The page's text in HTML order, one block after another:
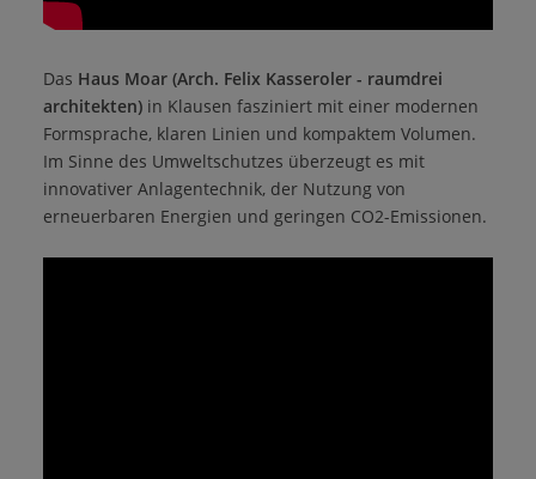
Das Haus Moar (Arch. Felix Kasseroler - raumdrei
architekten)in Klausen fasziniert mit einer modernen
Formsprache, klaren Linien und kompaktem Volumen.
Im Sinne des Umweltschutzes überzeugt es mit
innovativer Anlagentechnik, der Nutzung von
erneuerbaren Energien und geringen CO2-Emissionen.